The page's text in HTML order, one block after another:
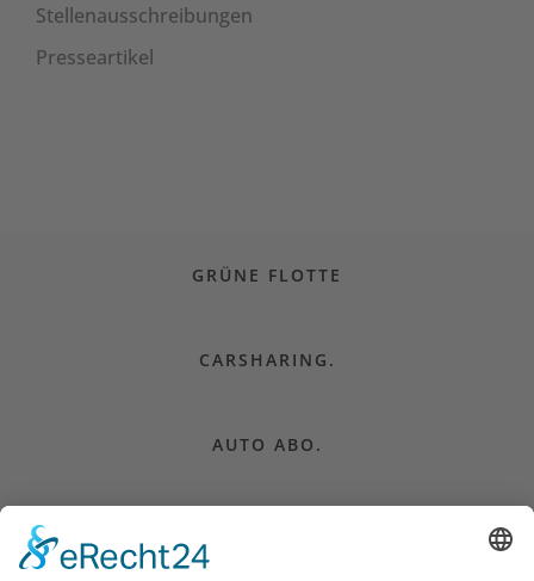
Stellenaus­schreibungen
Presseartikel
GRÜNE FLOTTE
CARSHARING.
AUTO ABO.